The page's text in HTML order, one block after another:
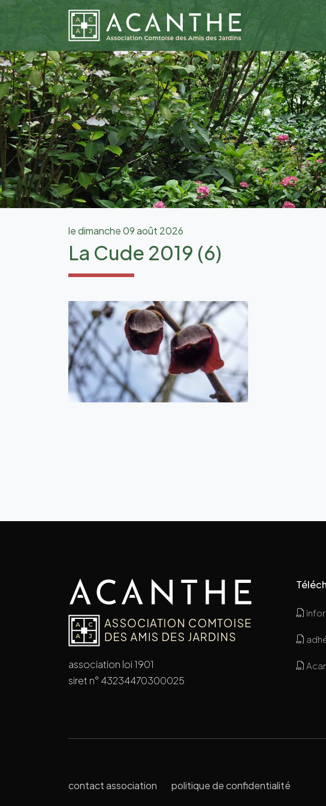
le dimanche 09 août 2026
La Cude 2019 (6)
association loi 1901
siret n° 43234470300025
contact association politique de confidentialité